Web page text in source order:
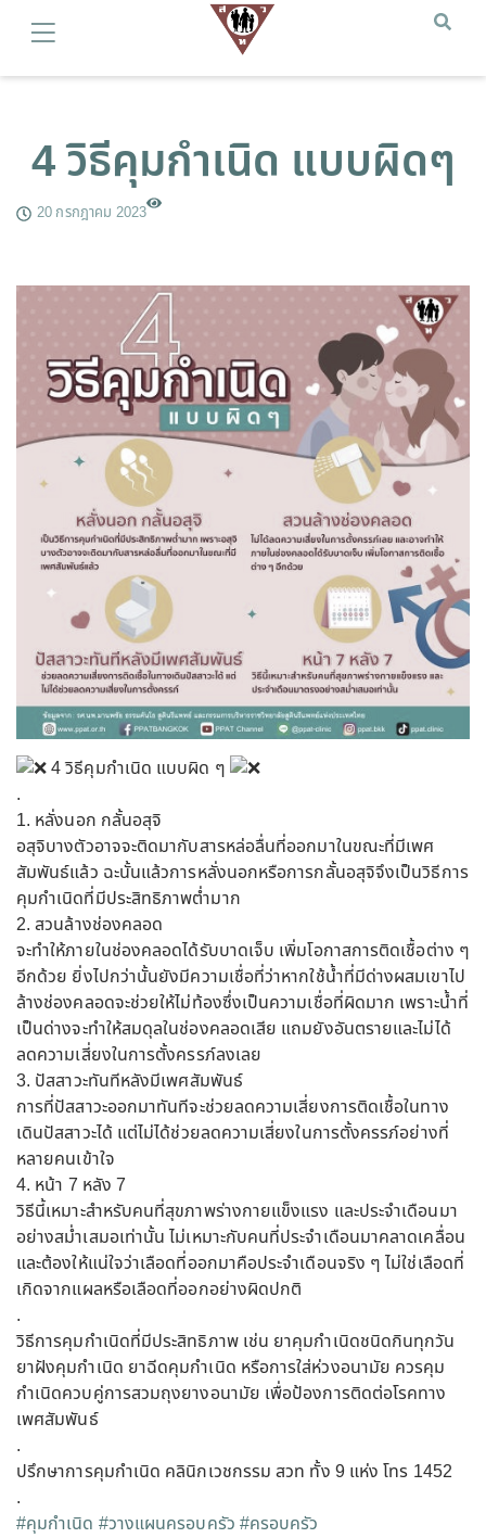
4 วิธีคุมกำเนิด แบบผิดๆ
20 กรกฎาคม 2023
4 วิธีคุมกำเนิด แบบผิด ๆ
.
1. หลั่งนอก กลั้นอสุจิ
อสุจิบางตัวอาจจะติดมากับสารหล่อลื่นที่ออกมาในขณะที่มีเพศ
สัมพันธ์แล้ว ฉะนั้นแล้วการหลั่งนอกหรือการกลั้นอสุจิจึงเป็นวิธีการ
คุมกำเนิดที่มีประสิทธิภาพต่ำมาก
2. สวนล้างช่องคลอด
จะทำให้ภายในช่องคลอดได้รับบาดเจ็บ เพิ่มโอกาสการติดเชื้อต่าง ๆ
อีกด้วย ยิ่งไปกว่านั้นยังมีความเชื่อที่ว่าหากใช้น้ำที่มีด่างผสมเขาไป
ล้างช่องคลอดจะช่วยให้ไม่ท้องซึ่งเป็นความเชื่อที่ผิดมาก เพราะน้ำที่
เป็นด่างจะทำให้สมดุลในช่องคลอดเสีย แถมยังอันตรายและไม่ได้
ลดความเสี่ยงในการตั้งครรภ์ลงเลย
3. ปัสสาวะทันทีหลังมีเพศสัมพันธ์
การที่ปัสสาวะออกมาทันทีจะช่วยลดความเสี่ยงการติดเชื้อในทาง
เดินปัสสาวะได้ แต่ไม่ได้ช่วยลดความเสี่ยงในการตั้งครรภ์อย่างที่
หลายคนเข้าใจ
4. หน้า 7 หลัง 7
วิธีนี้เหมาะสำหรับคนที่สุขภาพร่างกายแข็งแรง และประจำเดือนมา
อย่างสม่ำเสมอเท่านั้น ไม่เหมาะกับคนที่ประจำเดือนมาคลาดเคลื่อน
และต้องให้แน่ใจว่าเลือดที่ออกมาคือประจำเดือนจริง ๆ ไม่ใช่เลือดที่
เกิดจากแผลหรือเลือดที่ออกอย่างผิดปกติ
.
วิธีการคุมกำเนิดที่มีประสิทธิภาพ เช่น ยาคุมกำเนิดชนิดกินทุกวัน
ยาฝังคุมกำเนิด ยาฉีดคุมกำเนิด หรือการใส่ห่วงอนามัย ควรคุม
กำเนิดควบคู่การสวมถุงยางอนามัย เพื่อป้องการติดต่อโรคทาง
เพศสัมพันธ์
.
ปรึกษาการคุมกำเนิด คลินิกเวชกรรม สวท ทั้ง 9 แห่ง โทร 1452
.
#คุมกำเนิด #วางแผนครอบครัว #ครอบครัว